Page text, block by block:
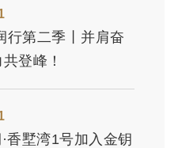
行第二季丨并肩奋
登峰！
香墅湾1号加入金钥